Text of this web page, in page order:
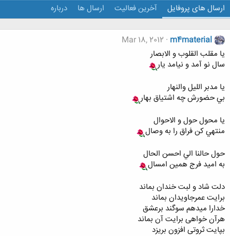
ارسال های پروفایل آخرین فعالیت ارسال ها درباره
m4material
Mar 18, 2012
يا مقلب القلوب و الابصار
سال نو آمد و نيامد يار
يا مدبر الليل والنهار
بي حضورش چه اشتياق بهار
يا محول حول و الاحوال
منتهي كن فراق را به وصال
حول حالنا الي احسن الحال
به اميد فرج همين امسال
دلت شاد و لبت خندان بماند
برایت عمرجاویدان بماند
خدارا میدهم سوگند برعشق
هرآن خواهی برایت آن بماند
بپایت ثروتی افزون بریزد